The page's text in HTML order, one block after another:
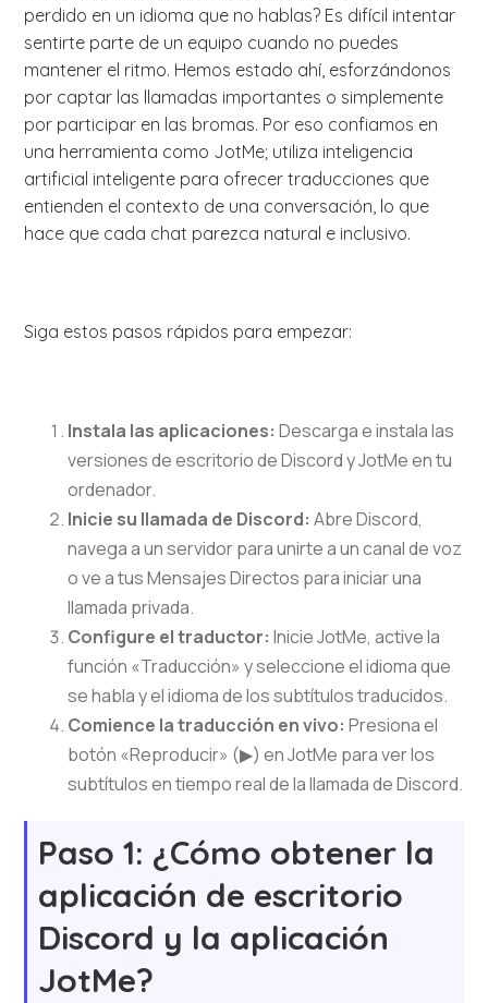
perdido en un idioma que no hablas? Es difícil intentar
sentirte parte de un equipo cuando no puedes
mantener el ritmo. Hemos estado ahí, esforzándonos
por captar las llamadas importantes o simplemente
por participar en las bromas. Por eso confiamos en
una herramienta como JotMe; utiliza inteligencia
artificial inteligente para ofrecer traducciones que
entienden el contexto de una conversación, lo que
hace que cada chat parezca natural e inclusivo.
Siga estos pasos rápidos para empezar:
Instala las aplicaciones: Descarga e instala las
versiones de escritorio de Discord y JotMe en tu
ordenador.
Inicie su llamada de Discord: Abre Discord,
navega a un servidor para unirte a un canal de voz
o ve a tus Mensajes Directos para iniciar una
llamada privada.
Configure el traductor: Inicie JotMe, active la
función «Traducción» y seleccione el idioma que
se habla y el idioma de los subtítulos traducidos.
Comience la traducción en vivo: Presiona el
botón «Reproducir» (▶) en JotMe para ver los
subtítulos en tiempo real de la llamada de Discord.
Paso 1: ¿Cómo obtener la
aplicación de escritorio
Discord y la aplicación
JotMe?